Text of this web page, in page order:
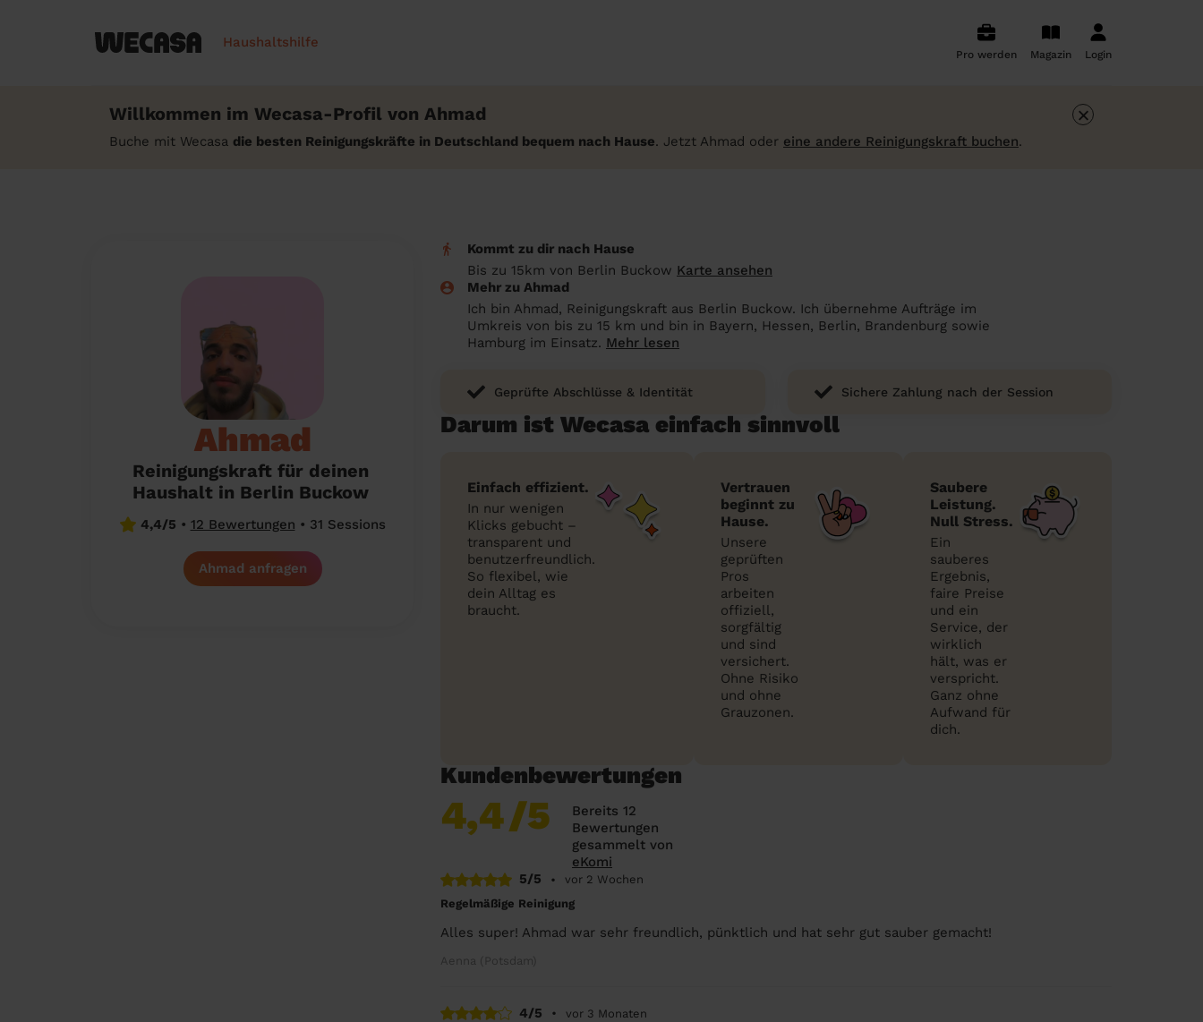
Haushaltshilfe
Pro werden Magazin Login
Willkommen im Wecasa-Profil von Ahmad
Buche mit Wecasa die besten Reinigungskräfte in Deutschland bequem nach Hause. Jetzt Ahmad oder eine andere Reinigungskraft buchen.
×
Ahmad
Reinigungskraft für deinen
Haushalt in Berlin Buckow
4,4/5 • 12 Bewertungen • 31 Sessions
Ahmad anfragen
Kommt zu dir nach Hause
Bis zu 15km von Berlin Buckow Karte ansehen
Mehr zu Ahmad
Ich bin Ahmad, Reinigungskraft aus Berlin Buckow. Ich übernehme Aufträge im
Umkreis von bis zu 15 km und bin in Bayern, Hessen, Berlin, Brandenburg sowie
Hamburg im Einsatz. Mehr lesen
Geprüfte Abschlüsse & Identität Sichere Zahlung nach der Session
Darum ist Wecasa einfach sinnvoll
Einfach effizient.
In nur wenigen
Klicks gebucht –
transparent und
benutzerfreundlich.
So flexibel, wie
dein Alltag es
braucht.
Vertrauen
beginnt zu
Hause.
Unsere
geprüften
Pros
arbeiten
offiziell,
sorgfältig
und sind
versichert.
Ohne Risiko
und ohne
Grauzonen.
Saubere
Leistung.
Null Stress.
Ein
sauberes
Ergebnis,
faire Preise
und ein
Service, der
wirklich
hält, was er
verspricht.
Ganz ohne
Aufwand für
dich.
Kundenbewertungen
4,4/5
Bereits 12
Bewertungen
gesammelt von
eKomi
5/5
•
vor 2 Wochen
Regelmäßige Reinigung
Alles super! Ahmad war sehr freundlich, pünktlich und hat sehr gut sauber gemacht!
Aenna (Potsdam)
4/5 •
vor 3 Monaten